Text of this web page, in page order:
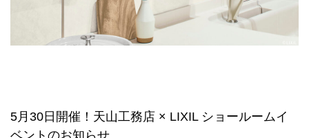
5月30日開催！天山工務店 × LIXIL ショールームイ